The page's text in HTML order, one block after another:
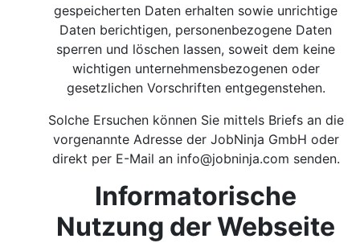
gespeicherten Daten erhalten sowie unrichtige
Daten berichtigen, personenbezogene Daten
sperren und löschen lassen, soweit dem keine
wichtigen unternehmensbezogenen oder
gesetzlichen Vorschriften entgegenstehen.
Solche Ersuchen können Sie mittels Briefs an die
vorgenannte Adresse der JobNinja GmbH oder
direkt per E-Mail an info@jobninja.com senden.
Informatorische
Nutzung der Webseite